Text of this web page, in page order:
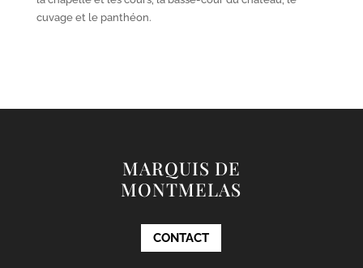
cuvage et le panthéon.
MARQUIS DE
MONTMELAS
CONTACT